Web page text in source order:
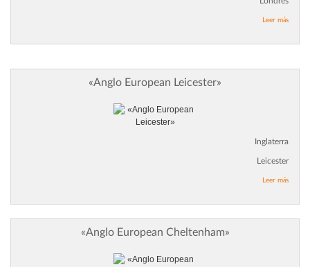
Leer más
«Anglo European Leicester»
Inglaterra
Leicester
Leer más
«Anglo European Cheltenham»